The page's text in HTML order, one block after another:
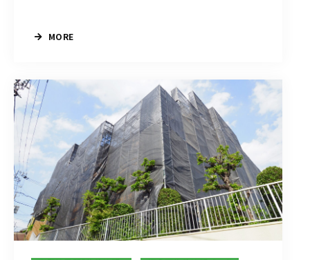
MORE